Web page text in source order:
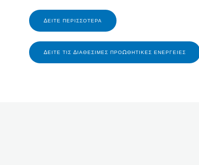
ΔΕΊΤΕ ΠΕΡΙΣΣΌΤΕΡΑ
ΔΕΊΤΕ ΤΙΣ ΔΙΑΘΈΣΙΜΕΣ ΠΡΟΩΘΗΤΙΚΈΣ ΕΝΈΡΓΕΙΕΣ